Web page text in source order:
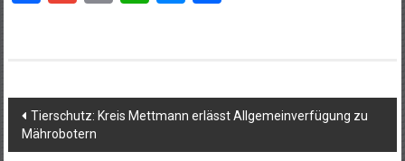
Beitragsnavigation
Tierschutz: Kreis Mettmann erlässt Allgemeinverfügung zu
Mährobotern